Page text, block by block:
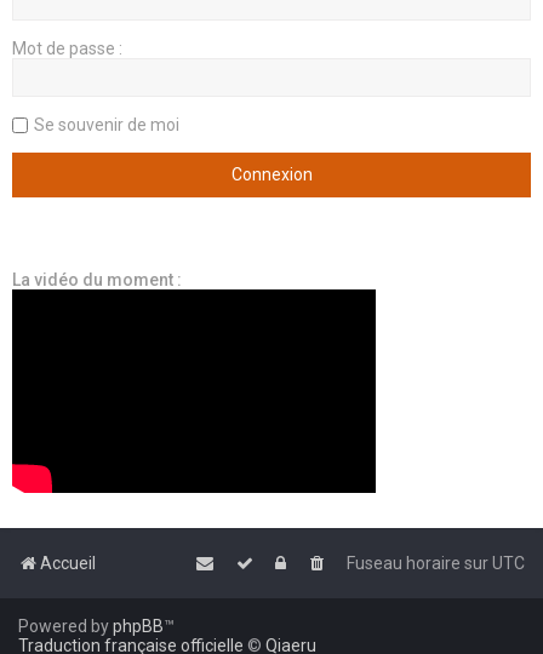
Mot de passe :
Se souvenir de moi
La vidéo du moment :
Accueil Fuseau horaire surUTC
Powered byphpBB™
Traduction française officielle © Qiaeru